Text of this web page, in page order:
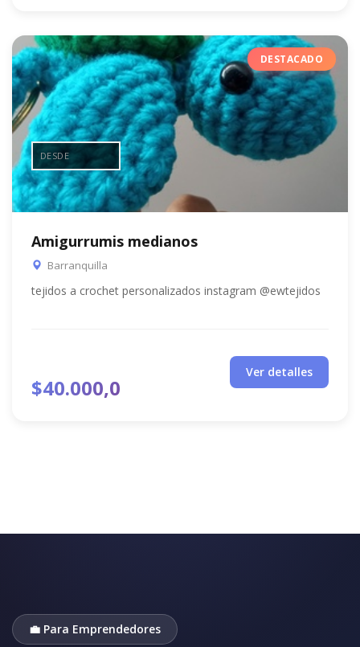
DESTACADO
Amigurrumis medianos
Barranquilla
tejidos a crochet personalizados instagram @ewtejidos
DESDE
$40.000,0
Ver detalles
💼 Para Emprendedores